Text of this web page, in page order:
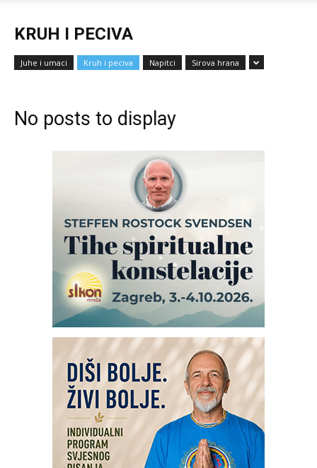
KRUH I PECIVA
Juhe i umaci Kruh i peciva Napitci Sirova hrana
No posts to display